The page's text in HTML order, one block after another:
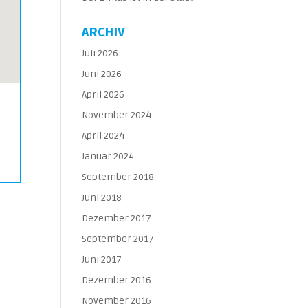
ARCHIV
Juli 2026
Juni 2026
April 2026
November 2024
April 2024
Januar 2024
September 2018
Juni 2018
Dezember 2017
September 2017
Juni 2017
Dezember 2016
November 2016